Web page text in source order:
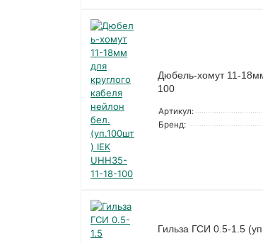
Дюбель-хомут 11-
100
Артикул:
Бренд:
Гильза ГСИ 0.5-1.5